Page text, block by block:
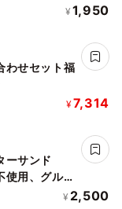
缶 2種アソー
¥ 1,950
わせセット福
¥7,314
ーサンド
使用、グルテ
カルカカオサ
¥ 2,500